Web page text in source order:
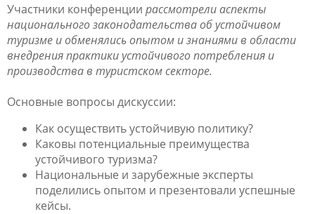
Участники конференции рассмотрели аспекты
национального законодательства об устойчивом
туризме и обменялись опытом и знаниями в области
внедрения практики устойчивого потребления и
производства в туристском секторе.
Основные вопросы дискуссии:
Как осуществить устойчивую политику?
Каковы потенциальные преимущества
устойчивого туризма?
Национальные и зарубежные эксперты
поделились опытом и презентовали успешные
кейсы.